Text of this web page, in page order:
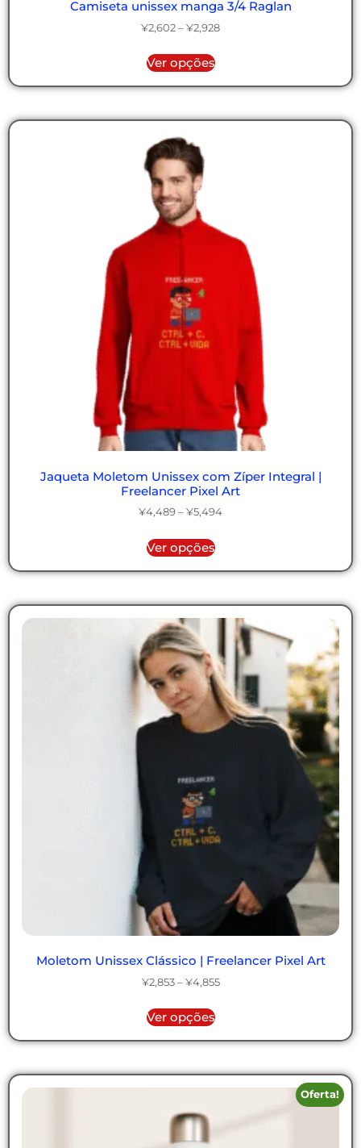
Camiseta unissex manga 3/4 Raglan
¥2,602 – ¥2,928
Ver opções
Jaqueta Moletom Unissex com Zíper Integral |
Freelancer Pixel Art
¥4,489 – ¥5,494
Ver opções
Moletom Unissex Clássico | Freelancer Pixel Art
¥2,853 – ¥4,855
Ver opções
Oferta!